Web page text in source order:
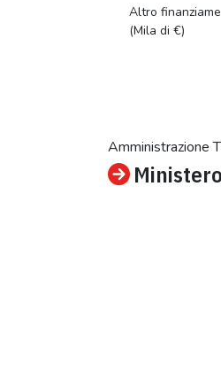
Altro
(Mila di €)
Amministrazione